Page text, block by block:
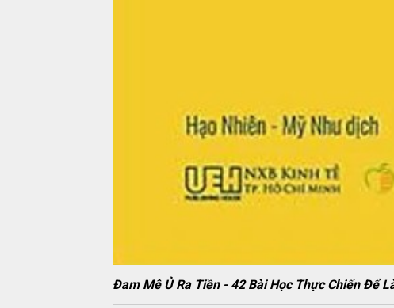
Đam Mê Ủ Ra Tiền - 42 Bài Học Thực Chiến Để